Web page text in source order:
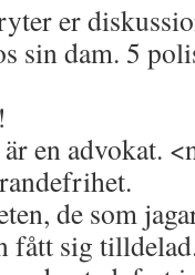
er
sin dam. 5
en advokat.
de som
fått sig